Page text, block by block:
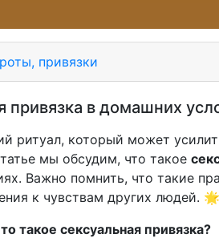
привязки
привязка в домашних
ритуал, который может
мы обсудим, что такое
Важно помнить, что такие
к чувствам других людей.
такое сексуальная привязка?